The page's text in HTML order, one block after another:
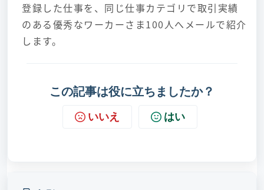
登録した仕事を、同じ仕事カテゴリで取引実績
のある優秀なワーカーさま100人へメールで紹介
します。
この記事は役に立ちましたか？
いいえ はい